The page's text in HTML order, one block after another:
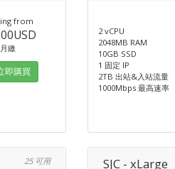
from
月繳
即購買
2 vCPU
2048MB RAM
10GB SSD
1 固定 IP
2TB 出站&入站流量
1000Mbps 最高速率
25 可用 SJC - xLarge